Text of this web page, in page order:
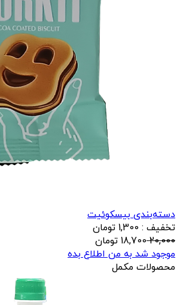
دسته‌بندی بیسکوئیت
تخفیف : 1,300 تومان
20,000
18,700 تومان
موجود شد به من اطلاع بده
محصولات مکمل